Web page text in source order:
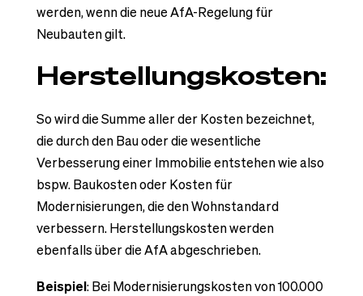
werden, wenn die neue AfA-Regelung für
Neubauten gilt.
Herstellungskosten:
So wird die Summe aller der Kosten bezeichnet,
die durch den Bau oder die wesentliche
Verbesserung einer Immobilie entstehen wie also
bspw. Baukosten oder Kosten für
Modernisierungen, die den Wohnstandard
verbessern. Herstellungskosten werden
ebenfalls über die AfA abgeschrieben.
Beispiel: Bei Modernisierungskosten von 100.000